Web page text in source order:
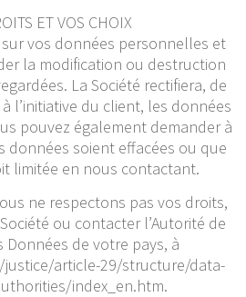
ET VOS CHOIX
vos données personnelles et
la modification ou destruction
La Société rectifiera, de
l’initiative du client, les données
pouvez également demander à
soient effacées ou que
limitée en nous contactant.
ne respectons pas vos droits,
ou contacter l’Autorité de
Données de votre pays, à
article-29/structure/data-
index_en.htm.